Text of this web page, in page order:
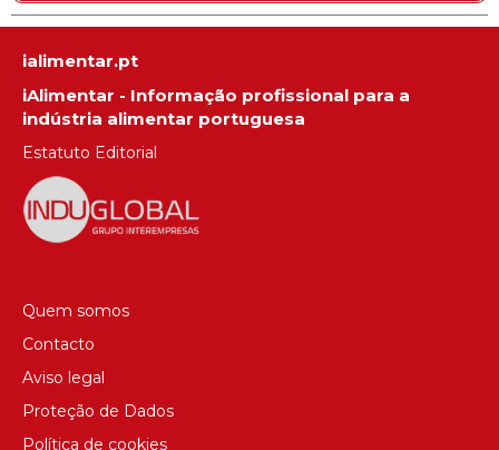
ialimentar.pt
iAlimentar - Informação profissional para a
indústria alimentar portuguesa
Estatuto Editorial
Quem somos
Contacto
Aviso legal
Proteção de Dados
Política de cookies